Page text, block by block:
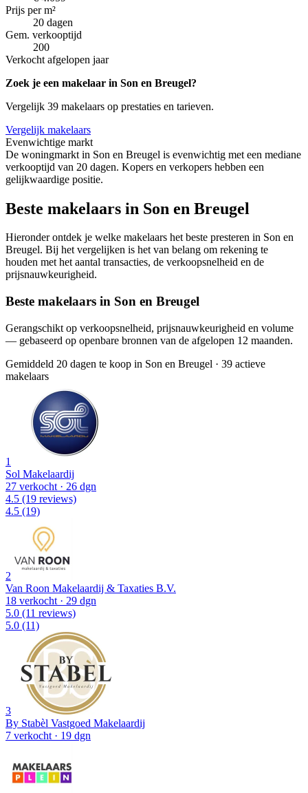
Prijs per m²
20 dagen
Gem. verkooptijd
200
Verkocht afgelopen jaar
Zoek je een makelaar in Son en Breugel?
Vergelijk 39 makelaars op prestaties en tarieven.
Vergelijk makelaars
Evenwichtige markt
De woningmarkt in Son en Breugel is evenwichtig met een mediane
verkooptijd van 20 dagen. Kopers en verkopers hebben een
gelijkwaardige positie.
Beste makelaars in Son en Breugel
Hieronder ontdek je welke makelaars het beste presteren in Son en
Breugel. Bij het vergelijken is het van belang om rekening te
houden met het aantal transacties, de verkoopsnelheid en de
prijsnauwkeurigheid.
Beste makelaars in Son en Breugel
Gerangschikt op verkoopsnelheid, prijsnauwkeurigheid en volume
— gebaseerd op openbare bronnen van de afgelopen 12 maanden.
Gemiddeld 20 dagen te koop in Son en Breugel · 39 actieve
makelaars
1
Sol Makelaardij
27 verkocht · 26 dgn
4.5 (19 reviews)
4.5 (19)
2
Van Roon Makelaardij & Taxaties B.V.
18 verkocht · 29 dgn
5.0 (11 reviews)
5.0 (11)
3
By Stabèl Vastgoed Makelaardij
7 verkocht · 19 dgn